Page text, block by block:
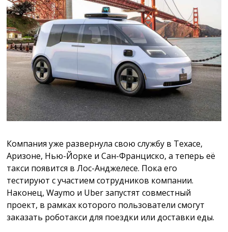
Компания уже развернула свою службу в Техасе,
Аризоне, Нью-Йорке и Сан-Франциско, а теперь её
такси появится в Лос-Анджелесе. Пока его
тестируют с участием сотрудников компании.
Наконец, Waymo и Uber запустят совместный
проект, в рамках которого пользователи смогут
заказать роботакси для поездки или доставки еды.